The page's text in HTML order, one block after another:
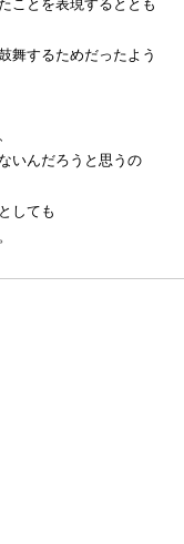
ことを表現するととも
舞するためだったよう
いんだろうと思うの
しても